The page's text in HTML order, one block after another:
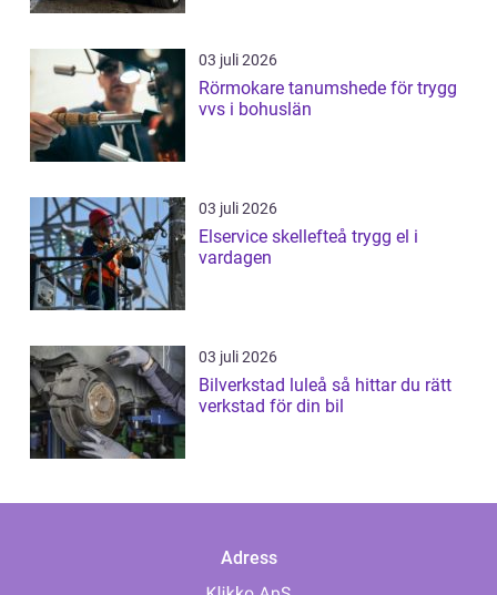
03 juli 2026
Rörmokare tanumshede för trygg
vvs i bohuslän
03 juli 2026
Elservice skellefteå trygg el i
vardagen
03 juli 2026
Bilverkstad luleå så hittar du rätt
verkstad för din bil
Adress